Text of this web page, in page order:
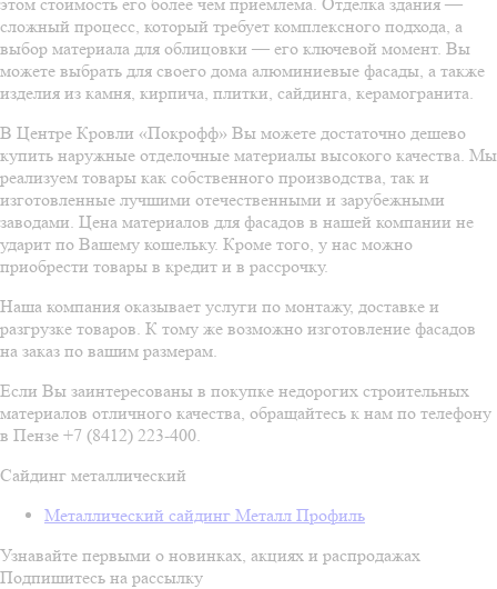
сложный процесс, который требует комплексного подхода, а
выбор материала для облицовки — его ключевой момент. Вы
можете выбрать для своего дома алюминиевые фасады, а также
изделия из камня, кирпича, плитки, сайдинга, керамогранита.
В Центре Кровли «Покрофф» Вы можете достаточно дешево
купить наружные отделочные материалы высокого качества. Мы
реализуем товары как собственного производства, так и
изготовленные лучшими отечественными и зарубежными
заводами. Цена материалов для фасадов в нашей компании не
ударит по Вашему кошельку. Кроме того, у нас можно
приобрести товары в кредит и в рассрочку.
Наша компания оказывает услуги по монтажу, доставке и
разгрузке товаров. К тому же возможно изготовление фасадов
на заказ по вашим размерам.
Если Вы заинтересованы в покупке недорогих строительных
материалов отличного качества, обращайтесь к нам по телефону
в Пензе +7 (8412) 223-400.
Сайдинг металлический
Металлический сайдинг Металл Профиль
Узнавайте первыми о новинках, акциях и распродажах
Подпишитесь на рассылку